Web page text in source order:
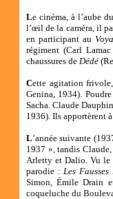
Le cinéma, à l’aube
l’œil de la caméra, il
en participant au
régiment (Carl
chaussures de Dédé
Cette agitation
Genina, 1934).
Sacha. Claude
1936). Ils apportèrent
L’année suivante
1937 », tandis
Arletty et Dalio. Vu le
parodie :Les
Simon, Émile Drain
coqueluche du